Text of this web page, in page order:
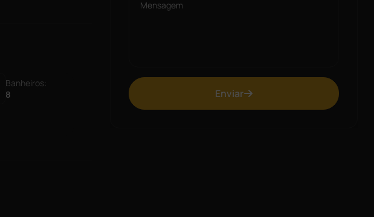
Banheiros:
8
Enviar